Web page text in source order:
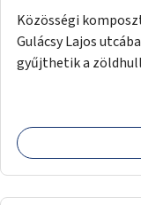
Közösségi
Gulácsy Lajos
gyűjthetik a
komposztmesteri
csak akkor